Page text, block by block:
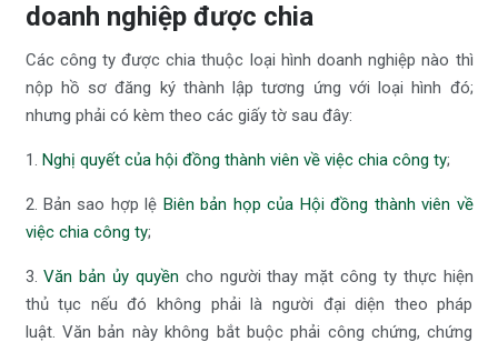
doanh nghiệp được chia
Các công ty được chia thuộc loại hình doanh nghiệp nào thì
nộp hồ sơ đăng ký thành lập tương ứng với loại hình đó;
nhưng phải có kèm theo các giấy tờ sau đây:
1. Nghị quyết của hội đồng thành viên về việc chia công ty;
2. Bản sao hợp lệ Biên bản họp của Hội đồng thành viên về
việc chia công ty;
3.Văn bản ủy quyền cho người thay mặt công ty thực hiện
thủ tục nếu đó không phải là người đại diện theo pháp
luật. Văn bản này không bắt buộc phải công chứng, chứng